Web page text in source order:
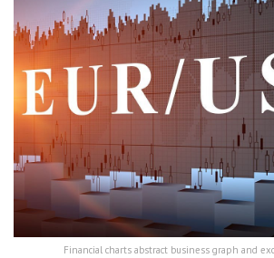
Financial charts abstract business graph and